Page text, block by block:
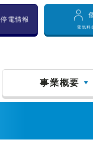
停電情報
電気料
事業概要